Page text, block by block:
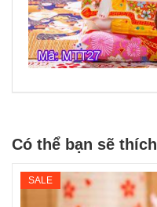
Có thể bạn sẽ thích
SALE